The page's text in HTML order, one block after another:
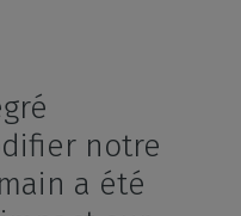
notre
a été